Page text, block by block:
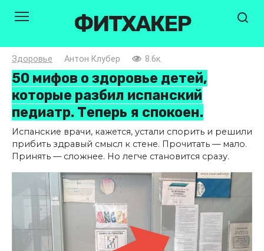
ФИТХАКЕР
Здоровье Антон Клубер 8.6к.
50 мифов о здоровье детей,
которые разбил испанский
педиатр. Теперь я спокоен.
Испанские врачи, кажется, устали спорить и решили
прибить здравый смысл к стене. Прочитать — мало.
Принять — сложнее. Но легче становится сразу.